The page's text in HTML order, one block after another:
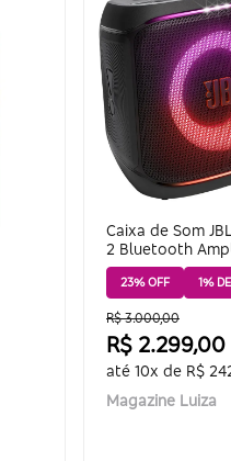
Caixa de Som
2 Bluetooth
100W RMS USB-C
23% OFF 1%
R$ 3.000,00
R$ 2.299,00
até 10x de R$
Magazine Luiza